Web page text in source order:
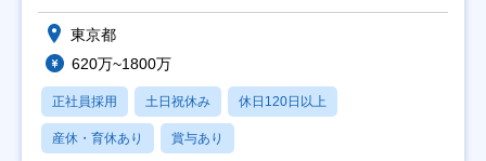
東京都
620万~1800万
正社員採用 土日祝休み 休日120日以上
産休・育休あり 賞与あり